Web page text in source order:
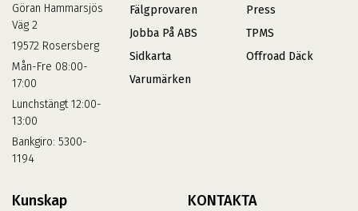
Göran Hammarsjös
Väg 2
19572 Rosersberg
Mån-Fre 08:00-
17:00
Lunchstängt 12:00-
13:00
Bankgiro: 5300-
1194
Fälgprovaren
Jobba På ABS
Sidkarta
Varumärken
Press
TPMS
Offroad Däck
Kunskap KONTAKTA